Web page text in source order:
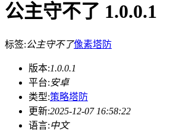
公主守不了 1.0.0.1
标签:公主守不了像素塔防
版本:1.0.0.1
平台:安卓
类型:策略塔防
更新:2025-12-07 16:58:22
语言:中文